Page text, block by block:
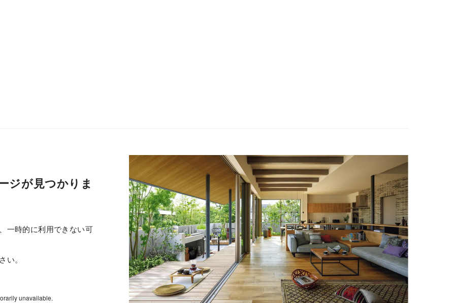
ジが見つかりま
一時的に利用できない可
い。
unavailable.